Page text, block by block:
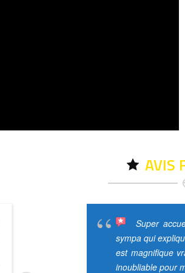
Super
technique et du rapide. Merci
sur place ! On reviendra
AVIS
Super
sympa qui
est magnifique
inoubliable pour